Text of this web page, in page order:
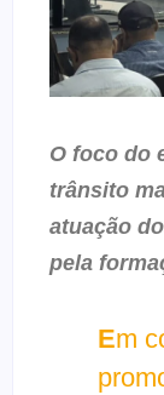
O foco do
trânsito
atuação
pela
Em